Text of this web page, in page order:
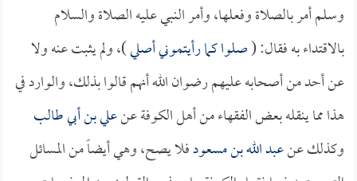
وسلم أمر بالصلاة وفعلها، وأمر النبي عليه الصلاة والسلام
بالاقتداء به فقال: (صلوا كما رأيتموني أصلي)، ولم يثبت عنه ولا
عن أحد من أصحابه عليهم رضوان الله أنهم قالوا بذلك، والوارد في
هذا مما ينقله بعض الفقهاء من أهل الكوفة عنعلي بن أبي طالب
وكذلك عنعبد الله بن مسعودفلا يصح، وهي أيضاً من المسائل